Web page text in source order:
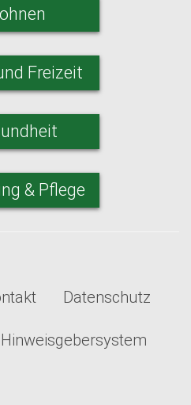
Freizeit
& Pflege
Datenschutz
Hinweisgebersystem